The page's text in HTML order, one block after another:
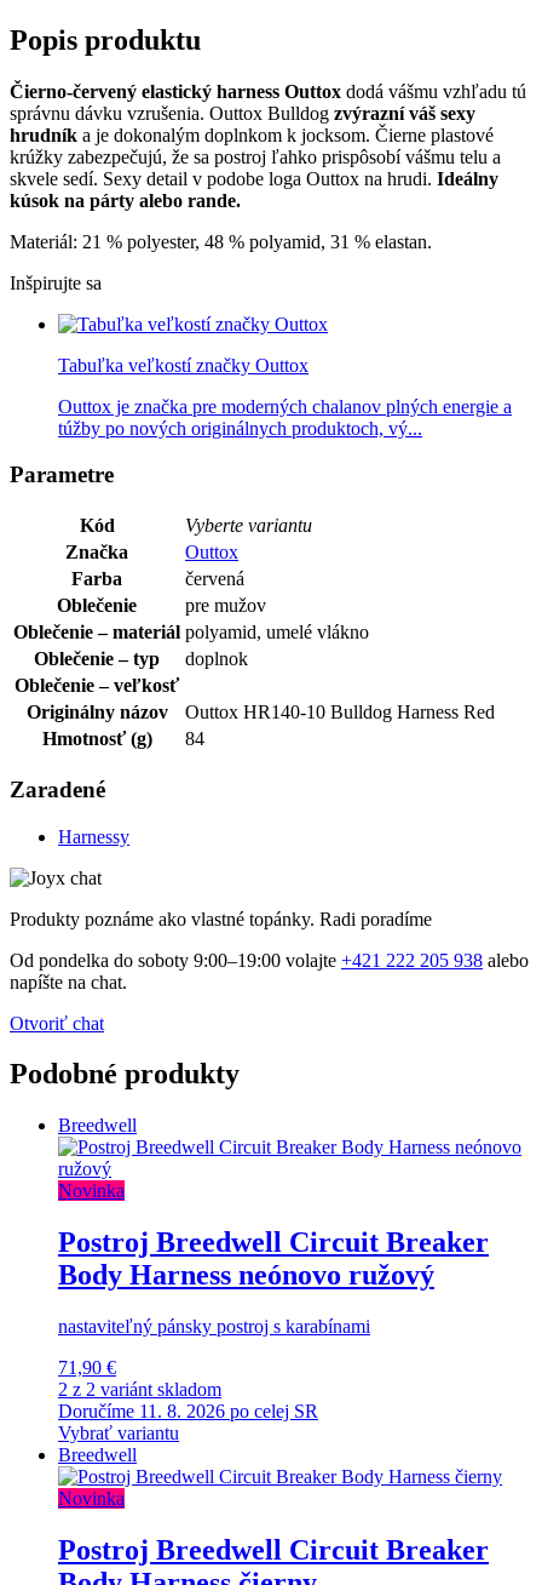
Popis produktu
Čierno-červený elastický harness Outtox dodá vášmu vzhľadu tú
správnu dávku vzrušenia. Outtox Bulldog zvýrazní váš sexy
hrudník a je dokonalým doplnkom k jocksom. Čierne plastové
krúžky zabezpečujú, že sa postroj ľahko prispôsobí vášmu telu a
skvele sedí. Sexy detail v podobe loga Outtox na hrudi. Ideálny
kúsok na párty alebo rande.
Materiál: 21 % polyester, 48 % polyamid, 31 % elastan.
Inšpirujte sa
Tabuľka veľkostí značky Outtox
Outtox je značka pre moderných chalanov plných energie a
túžby po nových originálnych produktoch, vý...
Parametre
Kód
Vyberte variantu
Značka
Outtox
Farba
červená
Oblečenie
pre mužov
Oblečenie – materiál polyamid, umelé vlákno
Oblečenie – typ
doplnok
Oblečenie – veľkosť
Originálny názov
Outtox HR140-10 Bulldog Harness Red
Hmotnosť (g)
84
Zaradené
Harnessy
Produkty poznáme ako vlastné topánky. Radi poradíme
Od pondelka do soboty 9:00–19:00 volajte +421 222 205 938 alebo
napíšte na chat.
Otvoriť chat
Podobné produkty
Breedwell
Novinka
Postroj Breedwell Circuit Breaker
Body Harness neónovo ružový
nastaviteľný pánsky postroj s karabínami
71,90 €
2 z 2 variánt skladom
Doručíme 11. 8. 2026 po celej SR
Vybrať variantu
Breedwell
Novinka
Postroj Breedwell Circuit Breaker